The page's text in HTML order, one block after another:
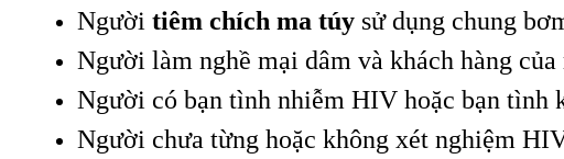
Người tiêm chích ma túy sử dụng chung
Người làm nghề mại dâm và khách hàng của
Người có bạn tình nhiễm HIV hoặc bạn tình
Người chưa từng hoặc không xét nghiệm